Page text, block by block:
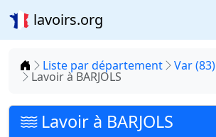
lavoirs.org
Accueil
Liste par département Var (83)
Lavoir à BARJOLS
Lavoir à BARJOLS